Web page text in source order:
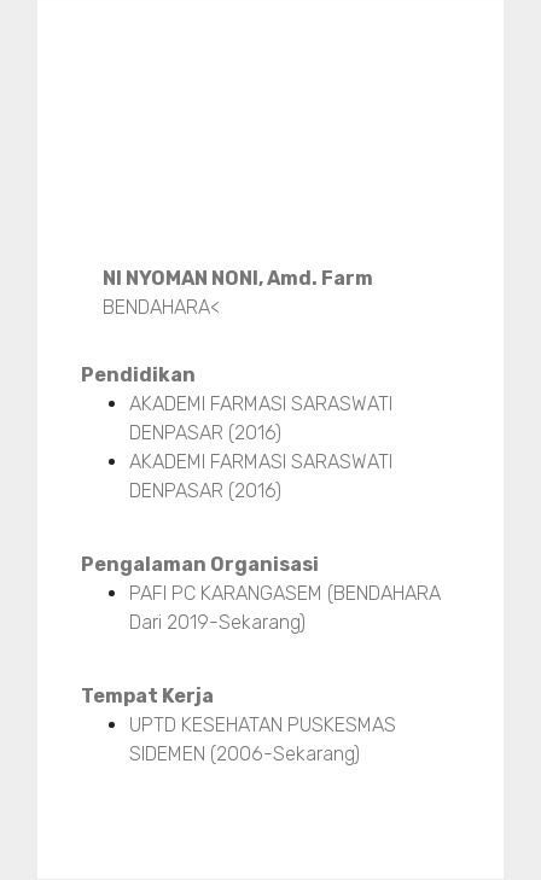
NI NYOMAN NONI, Amd. Farm
BENDAHARA<
Pendidikan
AKADEMI FARMASI SARASWATI
DENPASAR (2016)
AKADEMI FARMASI SARASWATI
DENPASAR (2016)
Pengalaman Organisasi
PAFI PC KARANGASEM (BENDAHARA
Dari 2019-Sekarang)
Tempat Kerja
UPTD KESEHATAN PUSKESMAS
SIDEMEN (2006-Sekarang)